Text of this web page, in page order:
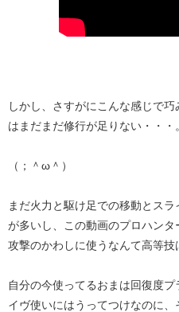
しかし、さすがにこんな感じで
はまだまだ修行が足りない・・・。
（；＾ω＾）
まだ火力と駆け足での移動とス
が多いし、この動画のプロハン
攻撃のかわしに使うなんて高等技
自分の今使ってるおまは回復度
イヴ使いにはうってつけなのに